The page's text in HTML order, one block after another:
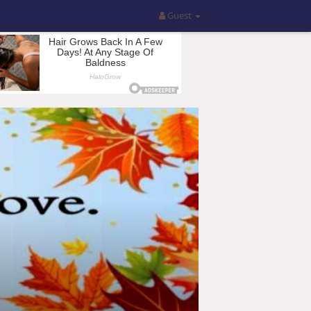
Guest